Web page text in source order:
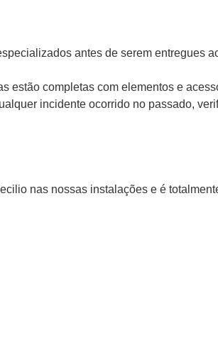
antes de serem entregues
completas com elementos e
incidente ocorrido no passado,
nas nossas instalações e é